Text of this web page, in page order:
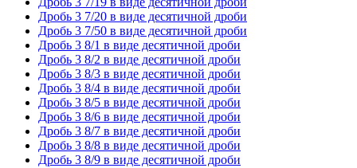
Дробь 3 7/20 в виде десятичной дроби
Дробь 3 7/50 в виде десятичной дроби
Дробь 3 8/1 в виде десятичной дроби
Дробь 3 8/2 в виде десятичной дроби
Дробь 3 8/3 в виде десятичной дроби
Дробь 3 8/4 в виде десятичной дроби
Дробь 3 8/5 в виде десятичной дроби
Дробь 3 8/6 в виде десятичной дроби
Дробь 3 8/7 в виде десятичной дроби
Дробь 3 8/8 в виде десятичной дроби
Дробь 3 8/9 в виде десятичной дроби